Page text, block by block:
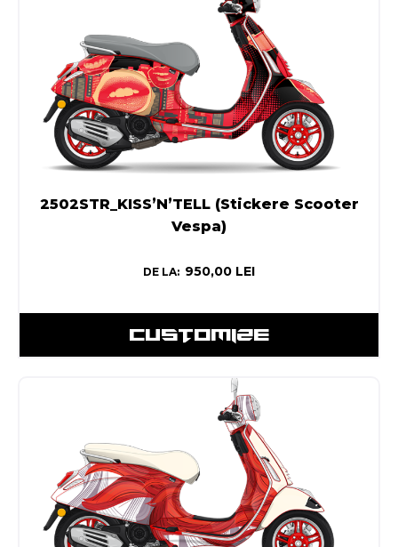
2502STR_KISS’N’TELL (Stickere Scooter
Vespa)
DE LA: 950,00 LEI
CUSTOMIZE